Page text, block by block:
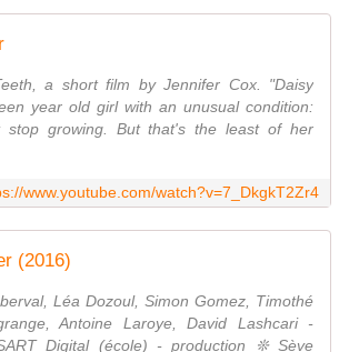
a short film by Jennifer Cox. "Daisy
year old girl with an unusual condition:
stop growing. But that's the least of her
www.youtube.com/watch?v=7_DkgkT2Zr4
(2016)
Léa Dozoul, Simon Gomez, Timothé
Antoine Laroye, David Lashcari -
Digital (école) - production ❊ Sève